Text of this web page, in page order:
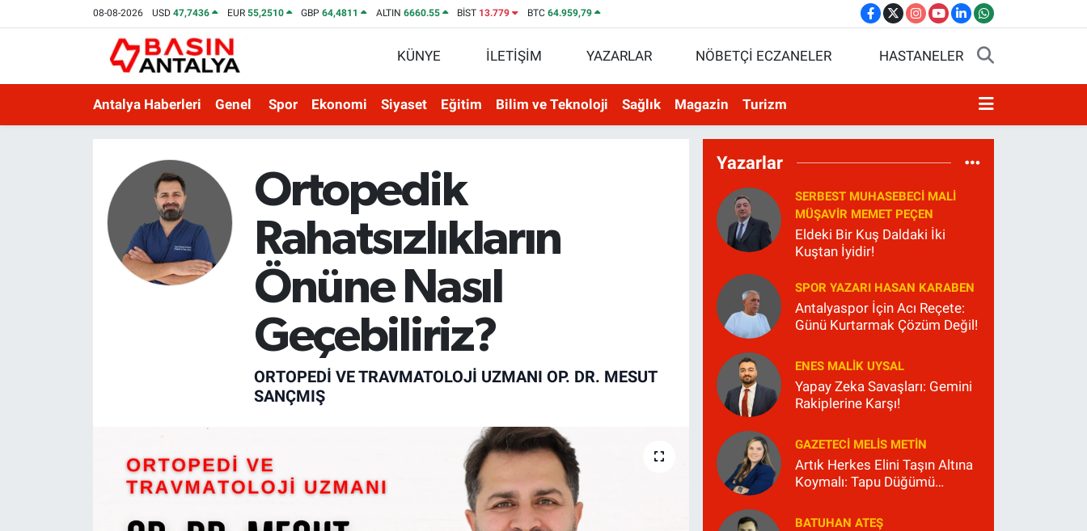
08-08-2026 USD47,7436 EUR 55,2510 GBP64,4811 ALTIN 6660.55 BİST 13.779 BTC 64.959,79
KÜNYE İLETİŞİM YAZARLAR NÖBETÇİ ECZANELER HASTANELER
Antalya Haberleri Genel Spor Ekonomi Siyaset Eğitim Bilim ve Teknoloji Sağlık Magazin Turizm
Ortopedik
Rahatsızlıkların
Önüne Nasıl
Geçebiliriz?
ORTOPEDI VE TRAVMATOLOJI UZMANI OP. DR. MESUT
SANÇMIŞ
Yazarlar
SERBEST MUHASEBECI MALI
MÜŞAVIR MEMET PEÇEN
Eldeki Bir Kuş Daldaki İki
Kuştan İyidir!
SPOR YAZARI HASAN KARABEN
Antalyaspor İçin Acı Reçete:
Günü Kurtarmak Çözüm Değil!
ENES MALIK UYSAL
Yapay Zeka Savaşları: Gemini
Rakiplerine Karşı!
GAZETECI MELIS METİN
Artık Herkes Elini Taşın Altına
Koymalı: Tapu Düğümü
Sessizliği?
BATUHAN ATEŞ